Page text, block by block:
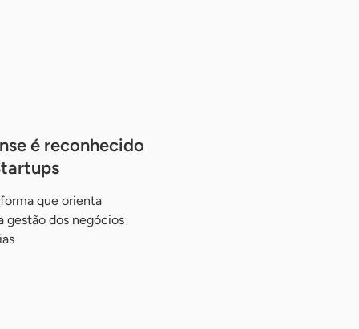
é reconhecido
que orienta
gestão dos negócios